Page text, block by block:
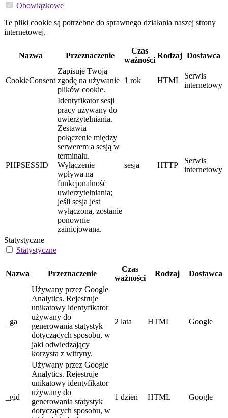
Obowiązkowe
Te pliki cookie są potrzebne do sprawnego działania naszej strony
internetowej.
Nazwa Przeznaczenie
Czas
ważności
Rodzaj Dostawca
CookieConsent
Zapisuje Twoją
zgodę na używanie
plików cookie.
1 rok HTML
Serwis
internetowy
PHPSESSID
Identyfikator sesji
pracy używany do
uwierzytelniania.
Zestawia
połączenie między
serwerem a sesją w
terminalu.
Wyłączenie
wpływa na
funkcjonalność
uwierzytelniania;
jeśli sesja jest
wyłączona, zostanie
ponownie
zainicjowana.
sesja HTTP
Serwis
internetowy
Statystyczne
Statystyczne
Nazwa Przeznaczenie
Czas
ważności
Rodzaj Dostawca
_ga
Używany przez Google
Analytics. Rejestruje
unikatowy identyfikator
używany do
generowania statystyk
dotyczących sposobu, w
jaki odwiedzający
korzysta z witryny.
2 lata HTML Google
_gid
Używany przez Google
Analytics. Rejestruje
unikatowy identyfikator
używany do
generowania statystyk
dotyczących sposobu, w
1 dzień HTML Google